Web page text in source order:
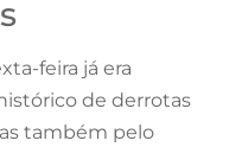
feira já era
de derrotas
também pelo